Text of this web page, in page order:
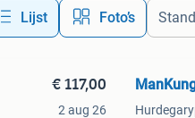
Lijst Foto’s
€ 117,00
2 aug 26